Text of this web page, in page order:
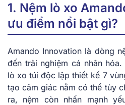
1. Nệm lò xo
ưu điểm nổi bật gì?
Amando Innovation là dòng
đến trải nghiệm cá nhân
lò xo túi độc lập thiết kế 7
tạo cảm giác nằm có thể tùy
ra, nệm còn nhấn mạnh